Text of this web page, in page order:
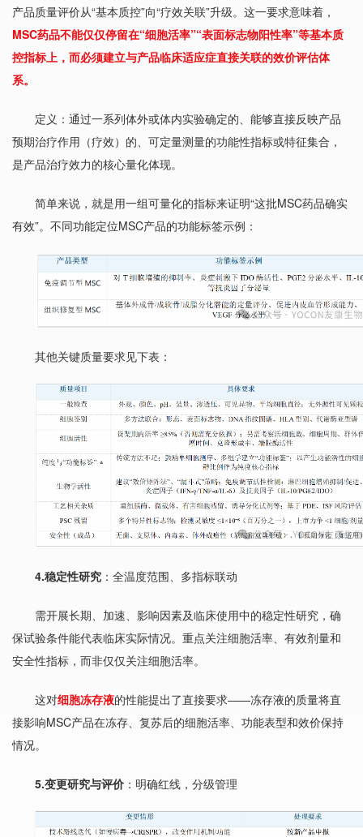
产品质量评价从“基本质控”向“疗效关联”升级。这一要求意味着，
MSC药品不能仅仅停留在“细胞活率”“表面标志物阳性率”等基本质
控指标上，而必须建立与产品临床适应症直接关联的效价评估体
系。
定义：通过一系列体外或体内实验确定的、能够直接反映产品
预期治疗作用（疗效）的、可定量测量的功能性指标或特征集合，
是产品治疗效力的核心量化体现。
简单来说，就是用一组可量化的指标来证明“这批MSC药品确实
有效”。不同功能定位MSC产品的功能标签示例：
其他关键质量要求见下表：
4.稳定性研究 ：全温度范围、多指标联动
需开展长期、加速、影响因素及临床使用中的稳定性研究，确
保试验条件能代表临床实际情况。重点关注细胞活率、有效剂量和
安全性指标，而非仅仅关注细胞活率。
这对细胞冻存液的性能提出了直接要求——冻存液的质量将直
接影响MSC产品在冻存、复苏后的细胞活率、功能表型和效价保持
情况。
5.变更研究与评价 ：明确红线，分级管理